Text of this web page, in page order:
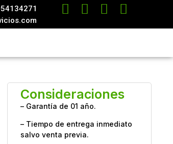
Consideraciones
– Garantía de 01 año.
– Tiempo de entrega inmediato
salvo venta previa.